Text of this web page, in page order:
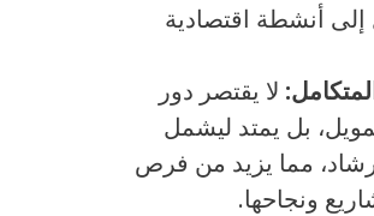
إلى أنشطة اقتصادية
لا يقتصر دور
بل يمتد ليشمل
مما يزيد من فرص
ونجاحها.